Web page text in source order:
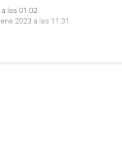
las 01:02
2023 a las 11:31